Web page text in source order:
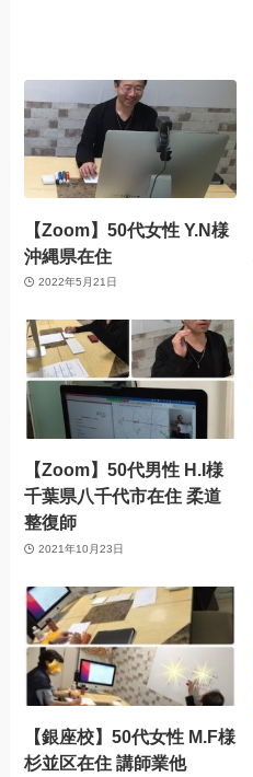
【Zoom】50代女性 Y.N様
沖縄県在住
2022年5月21日
【Zoom】50代男性 H.I様
千葉県八千代市在住 柔道
整復師
2021年10月23日
【銀座校】50代女性 M.F様
杉並区在住 講師業他